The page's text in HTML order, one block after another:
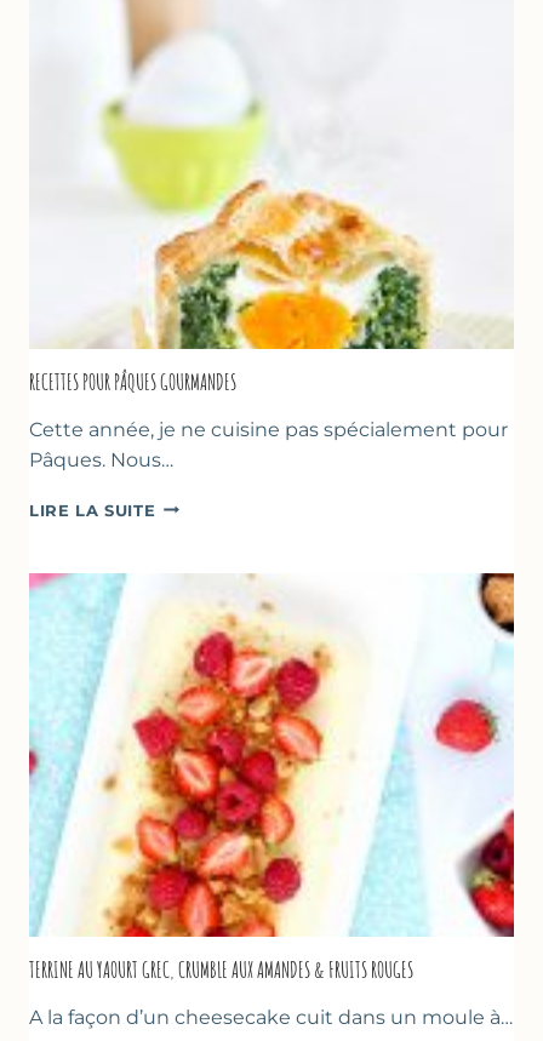
YAOURT
GREC
RECETTES POUR PÂQUES GOURMANDES
Cette année, je ne cuisine pas spécialement pour
Pâques. Nous…
LIRE LA SUITE RECETTES
GOURMANDES
TERRINE AU YAOURT GREC, CRUMBLE AUX AMANDES & FRUITS ROUGES
A la façon d’un cheesecake cuit dans un moule à…